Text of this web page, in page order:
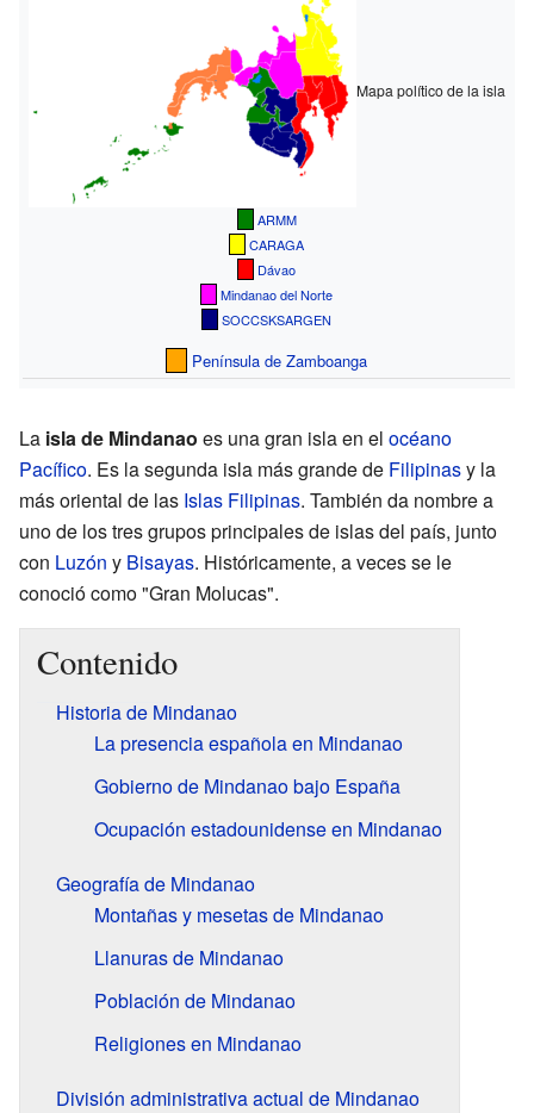
Mapa político de la isla
ARMM
CARAGA
Dávao
Mindanao del Norte
SOCCSKSARGEN
Península de Zamboanga
La isla de Mindanao es una gran isla en el océano
Pacífico. Es la segunda isla más grande de Filipinasy la
más oriental de las Islas Filipinas. También da nombre a
uno de los tres grupos principales de islas del país, junto
con Luzón y Bisayas. Históricamente, a veces se le
conoció como "Gran Molucas".
Contenido
Historia de Mindanao
La presencia española en Mindanao
Gobierno de Mindanao bajo España
Ocupación estadounidense en Mindanao
Geografía de Mindanao
Montañas y mesetas de Mindanao
Llanuras de Mindanao
Población de Mindanao
Religiones en Mindanao
División administrativa actual de Mindanao